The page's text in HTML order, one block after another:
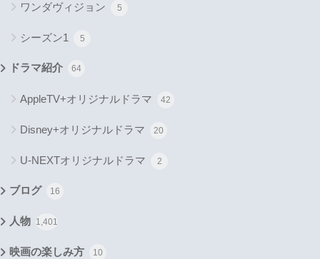
ワンダヴィジョン 5
シーズン1 5
ドラマ紹介 64
AppleTV+オリジナルドラマ 42
Disney+オリジナルドラマ 20
U-NEXTオリジナルドラマ 2
ブログ 16
人物 1,401
映画の楽しみ方 10